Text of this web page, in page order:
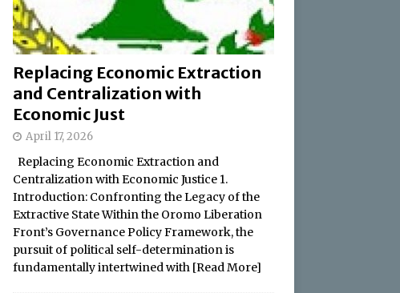
Replacing Economic Extraction
and Centralization with
Economic Just
April 17, 2026
Replacing Economic Extraction and
Centralization with Economic Justice 1.
Introduction: Confronting the Legacy of the
Extractive State Within the Oromo Liberation
Front’s Governance Policy Framework, the
pursuit of political self-determination is
fundamentally intertwined with [Read More]